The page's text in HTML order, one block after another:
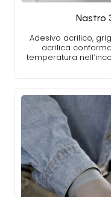
Nastro
Adesivo acrilico,
acrilica
temperatura